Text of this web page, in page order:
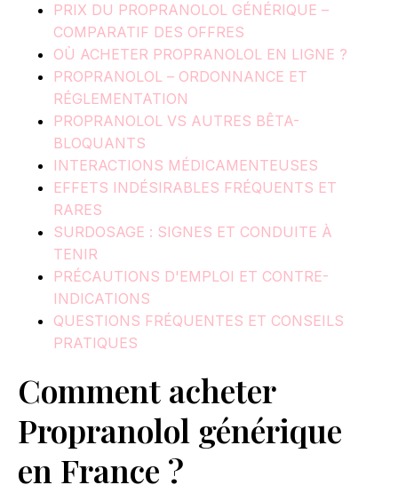
PRIX DU PROPRANOLOL GÉNÉRIQUE –
COMPARATIF DES OFFRES
OÙ ACHETER PROPRANOLOL EN LIGNE ?
PROPRANOLOL – ORDONNANCE ET
RÉGLEMENTATION
PROPRANOLOL VS AUTRES BÊTA-
BLOQUANTS
INTERACTIONS MÉDICAMENTEUSES
EFFETS INDÉSIRABLES FRÉQUENTS ET
RARES
SURDOSAGE : SIGNES ET CONDUITE À
TENIR
PRÉCAUTIONS D'EMPLOI ET CONTRE-
INDICATIONS
QUESTIONS FRÉQUENTES ET CONSEILS
PRATIQUES
Comment acheter
Propranolol générique
en France ?